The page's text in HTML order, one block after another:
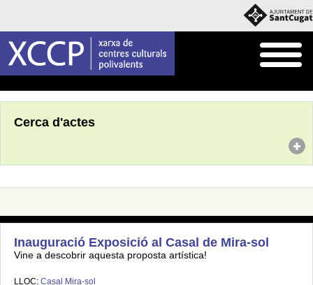
Cerca d'actes
Inauguració Exposició al Casal de Mira-sol
Vine a descobrir aquesta proposta artística!
LLOC: Casal Mira-sol